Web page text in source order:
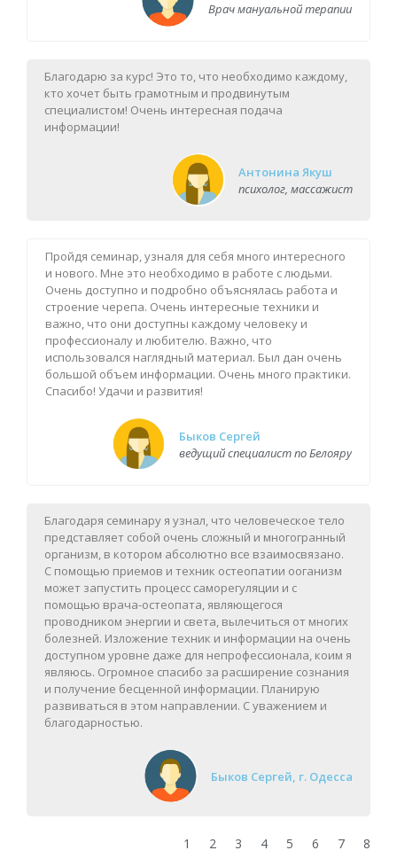
Врач мануальной терапии
Благодарю за курс! Это то, что необходимо каждому,
кто хочет быть грамотным и продвинутым
специалистом! Очень интересная подача
информации!
Антонина Якуш
психолог, массажист
Пройдя семинар, узналя для себя много интересного
и нового. Мне это необходимо в работе с людьми.
Очень доступно и подробно объяснялась работа и
строение черепа. Очень интересные техники и
важно, что они доступны каждому человеку и
профессионалу и любителю. Важно, что
использовался наглядный материал. Был дан очень
большой объем информации. Очень много практики.
Спасибо! Удачи и развития!
Быков Сергей
ведущий специалист по Белояру
Благодаря семинару я узнал, что человеческое тело
представляет собой очень сложный и многогранный
организм, в котором абсолютно все взаимосвязано.
С помощью приемов и техник остеопатии ооганизм
может запустить процесс саморегуляции и с
помощью врача-остеопата, являющегося
проводником энергии и света, вылечиться от многих
болезней. Изложение техник и информации на очень
доступном уровне даже для непрофессионала, коим я
являюсь. Огромное спасибо за расширение сознания
и получение бесценной информации. Планирую
развиваться в этом направлении. С уважением и
благодарностью.
Быков Сергей, г. Одесса
1 2 3 4 5 6 7 8